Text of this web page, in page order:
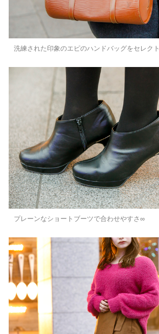
洗練された印象のエピのハンドバッグをセレクト
プレーンなショートブーツで合わせやすさ∞